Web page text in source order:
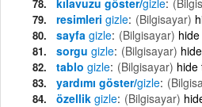
resimleri gizle (Bilgisayar)
sayfa gizle (Bilgisayar)
sorgu gizle (Bilgisayar)
tablo gizle (Bilgisayar) hide
yardımı göster/gizle
özellik gizle (Bilgisayar)